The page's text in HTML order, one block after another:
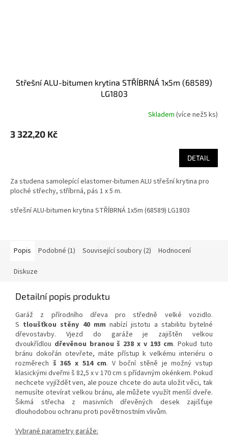
střešní ALU-bitumen krytina STŘÍBRNÁ 1x5m (68589)
LG1803
Skladem (více než5 ks)
3 322,20 Kč
DETAIL
Za studena samolepící elastomer-bitumen ALU střešní krytina pro
ploché střechy, stříbrná, pás 1 x 5 m.
střešní ALU-bitumen krytina STŘÍBRNÁ 1x5m (68589) LG1803
Popis Podobné (1) Související soubory (2) Hodnocení
Diskuze
Detailní popis produktu
Garáž z přírodního dřeva pro středně velké vozidlo.
S tloušťkou stěny 40 mm nabízí jistotu a stabilitu bytelné
dřevostavby. Vjezd do garáže je zajištěn velkou
dvoukřídlou dřevěnou branou š 238 x v 193 cm. Pokud tuto
bránu dokořán otevřete, máte přístup k velkému interiéru o
rozměrech š 365 x 514 cm. V boční stěně je možný vstup
klasickými dveřmi š 82,5 x v 170 cm s přídavným okénkem. Pokud
nechcete vyjíždět ven, ale pouze chcete do auta uložit věci, tak
nemusíte otevírat velkou bránu, ale můžete využít menší dveře.
Šikmá střecha z masivních dřevěných desek zajišťuje
dlouhodobou ochranu proti povětrnostním vlivům.
Vybrané parametry garáže: